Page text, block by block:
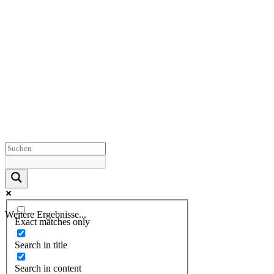
Weitere Ergebnisse...
Exact matches only
Search in title
Search in content